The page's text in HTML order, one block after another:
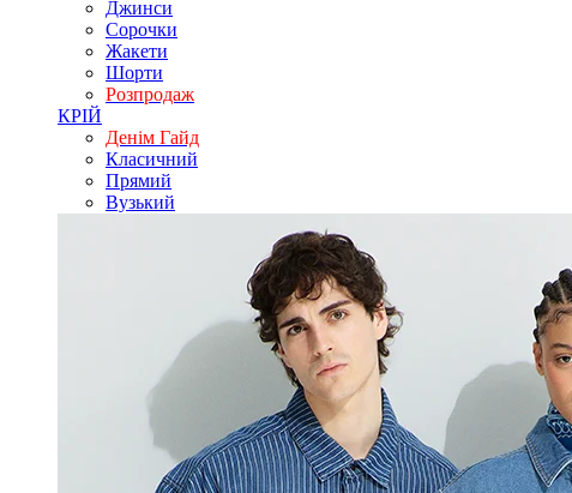
Джинси
Сорочки
Жакети
Шорти
Розпродаж
КРІЙ
Денім Гайд
Класичний
Прямий
Вузький